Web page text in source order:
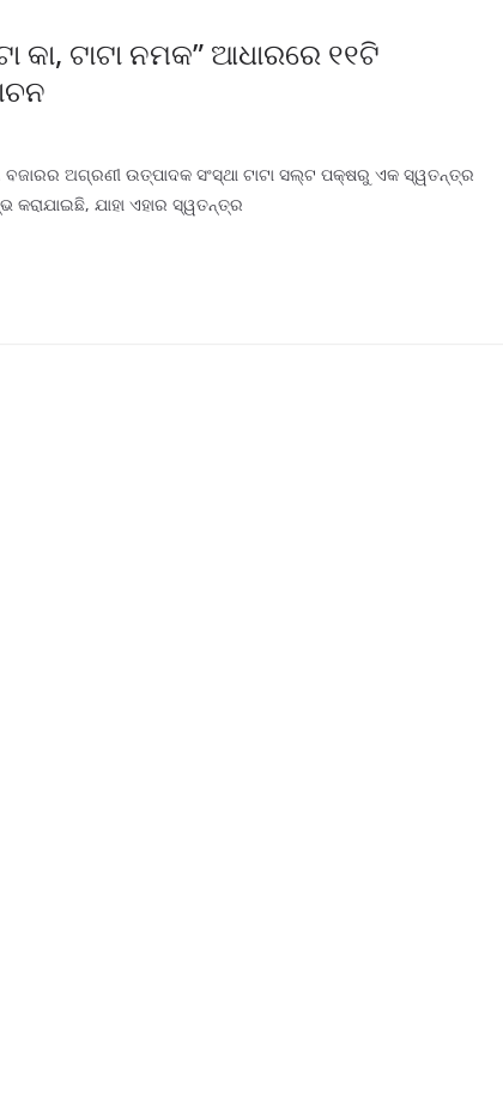
କା, ଟାଟା ନମକ” ଆଧାରରେ ୧୧ଟି
ଅଗ୍ରଣୀ ଉତ୍ପାଦକ ସଂସ୍ଥା ଟାଟା ସଲ୍ଟ ପକ୍ଷରୁ ଏକ ସ୍ୱତନ୍ତ୍ର
ଯାହା ଏହାର ସ୍ୱତନ୍ତ୍ର